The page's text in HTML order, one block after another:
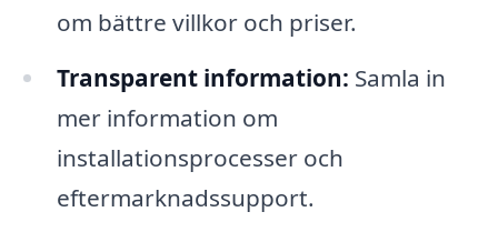
om bättre villkor och priser.
Transparent information: Samla in
mer information om
installationsprocesser och
eftermarknadssupport.